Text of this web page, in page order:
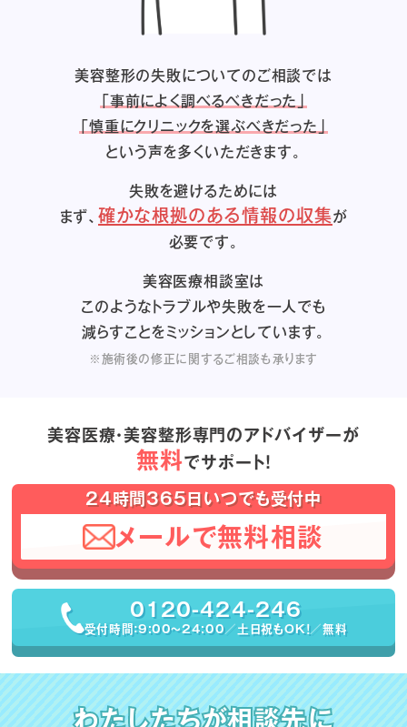
美容整形の失敗についてのご相談では
「事前によく調べるべきだった」
「慎重にクリニックを選ぶべきだった」
という声を多くいただきます。
失敗を避けるためには
まず、確かな根拠のある情報の収集が
必要です。
美容医療相談室は
このようなトラブルや失敗を一人でも
減らすことをミッションとしています。
※施術後の修正に関するご相談も承ります
美容医療・美容整形専門のアドバイザーが
無料でサポート！
24時間365日いつでも受付中
メールで無料相談
0120-424-246
受付時間：9:00〜24:00／土日祝もOK！／無料
わたしたちが相談先に